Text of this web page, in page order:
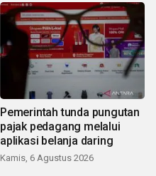
Pemerintah tunda pungutan
pajak pedagang melalui
aplikasi belanja daring
Kamis, 6 Agustus 2026